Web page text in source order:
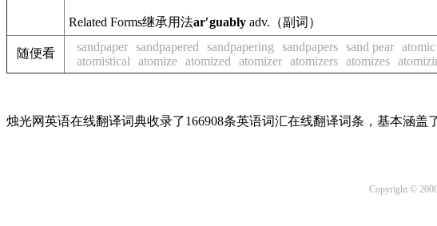
Related Forms继承用法arʹguably adv. （副词）
随便看 sandpaper sandpapered sandpapering sandpapers sand pear
atomistical
atomize atomized atomizer atomizers atomizes
烛光网英语在线翻译词典收录了166908条英语词汇在线翻译词条，基本涵
Copyright ©